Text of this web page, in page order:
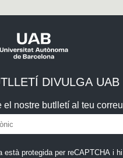
DIVULGA UAB
el nostre butlletí al teu correu
està protegida per reCAPTCHA i hi